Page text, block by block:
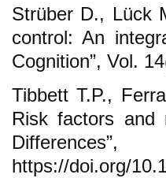
Strüber D., Lück
control: An
Cognition”, Vol.
Tibbett T.P.,
Risk factors and
https://doi.org/